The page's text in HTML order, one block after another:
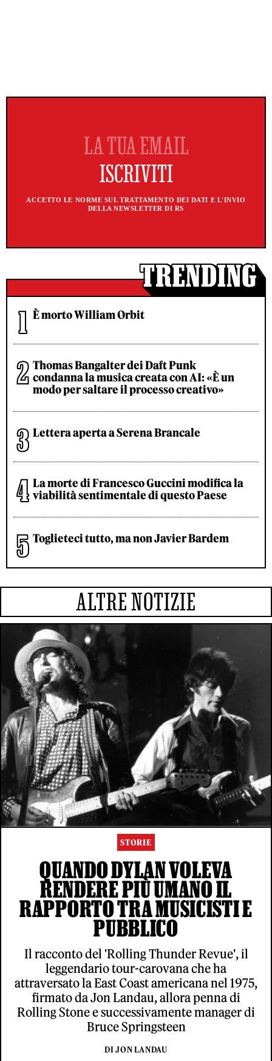
ACCETTO LE NORME SUL TRATTAMENTO DEI DATI E L'INVIO
DELLA NEWSLETTER DI RS
È morto William Orbit
Thomas Bangalter dei Daft Punk
condanna la musica creata con AI: «È un
modo per saltare il processo creativo»
Lettera aperta a Serena Brancale
La morte di Francesco Guccini modifica la
viabilità sentimentale di questo Paese
Toglieteci tutto, ma non Javier Bardem
ALTRE NOTIZIE
STORIE
QUANDO DYLAN VOLEVA
RENDERE PIÙ UMANO IL
RAPPORTO TRA MUSICISTI E
PUBBLICO
Il racconto del 'Rolling Thunder Revue', il
leggendario tour-carovana che ha
attraversato la East Coast americana nel 1975,
firmato da Jon Landau, allora penna di
Rolling Stone e successivamente manager di
Bruce Springsteen
DI JON LANDAU